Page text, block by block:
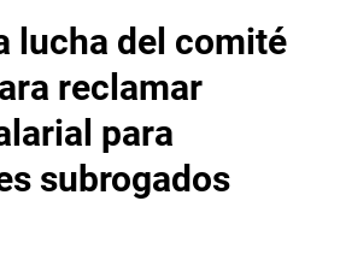
lucha del comité
reclamar
para
subrogados